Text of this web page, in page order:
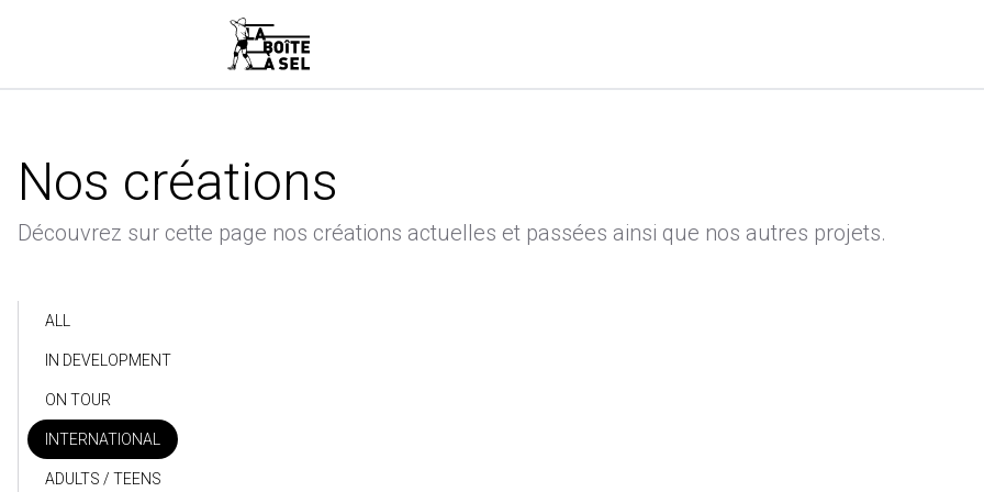
Nos créations
Découvrez sur cette page nos créations actuelles et passées ainsi que nos autres projets.
ALL
IN DEVELOPMENT
ON TOUR
INTERNATIONAL
ADULTS / TEENS